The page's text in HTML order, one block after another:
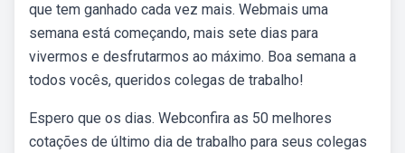
que tem ganhado cada vez mais. Webmais uma
semana está começando, mais sete dias para
vivermos e desfrutarmos ao máximo. Boa semana a
todos vocês, queridos colegas de trabalho!
Espero que os dias. Webconfira as 50 melhores
cotações de último dia de trabalho para seus colegas